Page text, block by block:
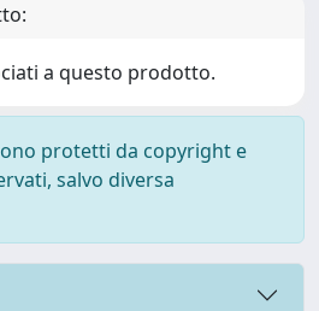
a questo prodotto.
protetti da copyright e
salvo diversa